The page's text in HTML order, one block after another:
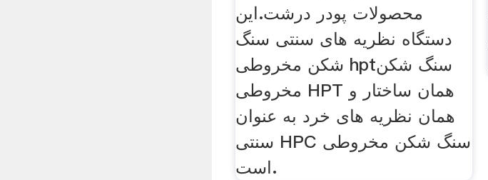
محصولات پودر درشت.این
دستگاه نظریه های سنتی سنگ
شکن مخروطی hptسنگ شکن
مخروطی HPT همان ساختار و
همان نظریه های خرد به عنوان
سنتی HPC سنگ شکن مخروطی
است.